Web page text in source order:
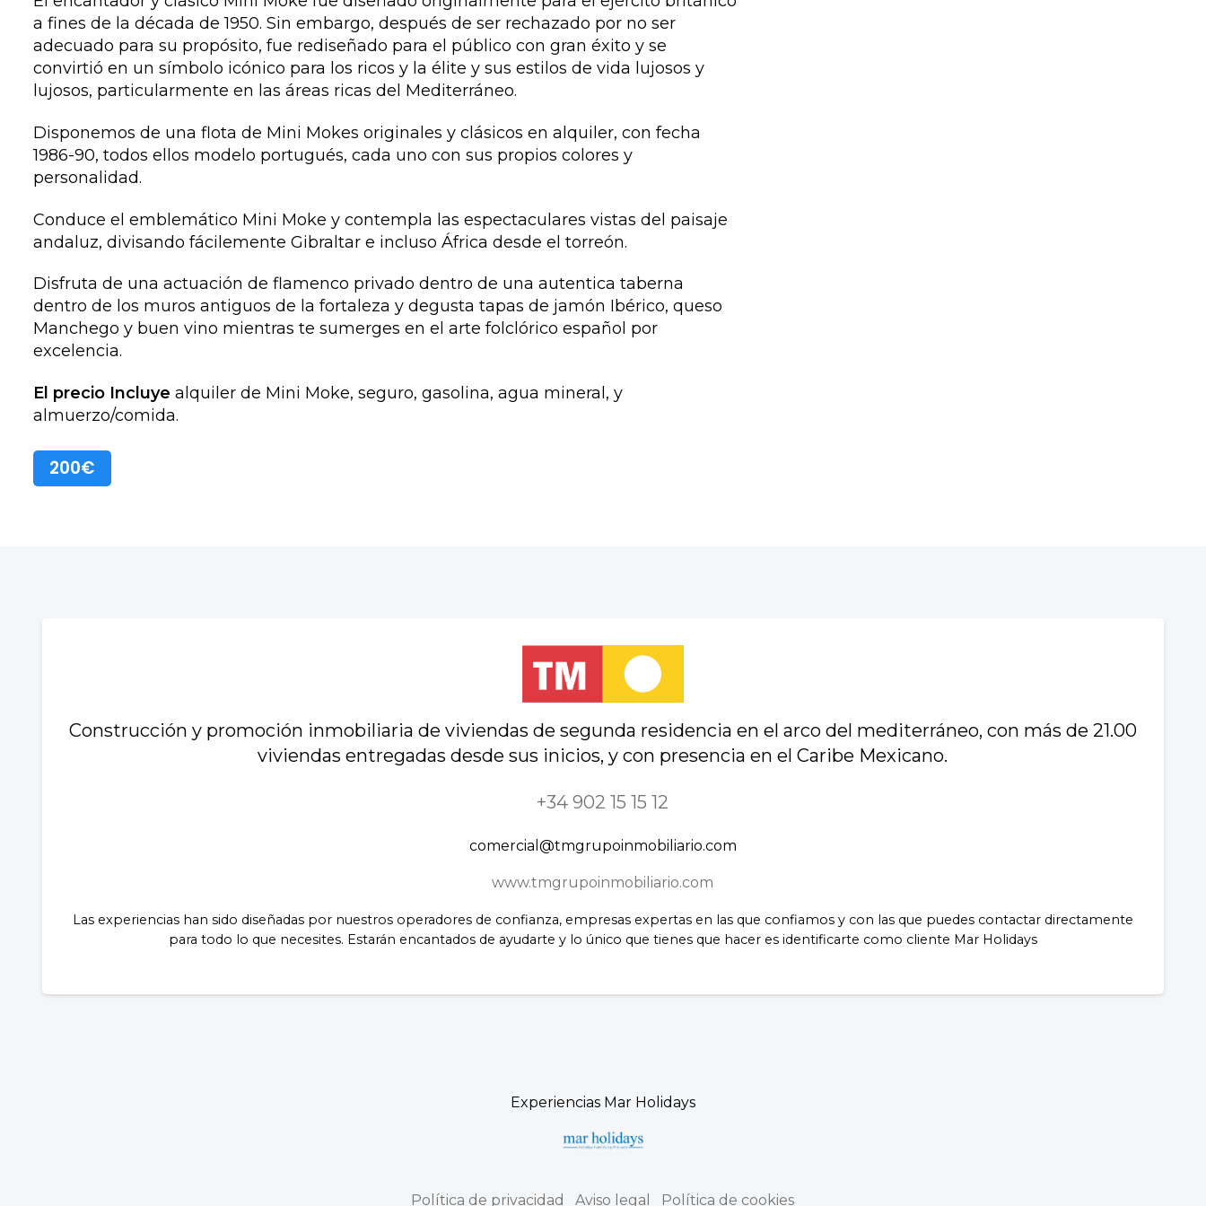
a fines de la década de 1950. Sin embargo, después de ser rechazado por no ser
adecuado para su propósito, fue rediseñado para el público con gran éxito y se
convirtió en un símbolo icónico para los ricos y la élite y sus estilos de vida lujosos y
lujosos, particularmente en las áreas ricas del Mediterráneo.
Disponemos de una flota de Mini Mokes originales y clásicos en alquiler, con fecha
1986-90, todos ellos modelo portugués, cada uno con sus propios colores y
personalidad.
Conduce el emblemático Mini Moke y contempla las espectaculares vistas del paisaje
andaluz, divisando fácilemente Gibraltar e incluso África desde el torreón.
Disfruta de una actuación de flamenco privado dentro de una autentica taberna
dentro de los muros antiguos de la fortaleza y degusta tapas de jamón Ibérico, queso
Manchego y buen vino mientras te sumerges en el arte folclórico español por
excelencia.
El precio Incluye alquiler de Mini Moke, seguro, gasolina, agua mineral, y
almuerzo/comida.
200€
Construcción y promoción inmobiliaria de viviendas de segunda residencia en el arco del mediterráneo, con más de 21.00
viviendas entregadas desde sus inicios, y con presencia en el Caribe Mexicano.
+34 902 15 15 12
comercial@tmgrupoinmobiliario.com
www.tmgrupoinmobiliario.com
Las experiencias han sido diseñadas por nuestros operadores de confianza, empresas expertas en las que confiamos y con las que puedes contactar directamente
para todo lo que necesites. Estarán encantados de ayudarte y lo único que tienes que hacer es identificarte como cliente Mar Holidays
Experiencias Mar Holidays
Política de privacidad Aviso legal Política de cookies